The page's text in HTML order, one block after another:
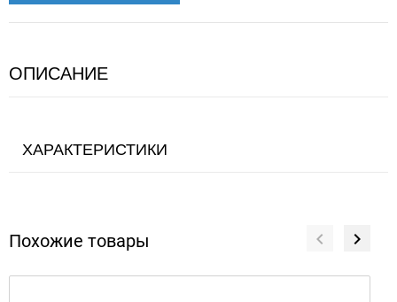
ОПИСАНИЕ
ХАРАКТЕРИСТИКИ
Похожие товары